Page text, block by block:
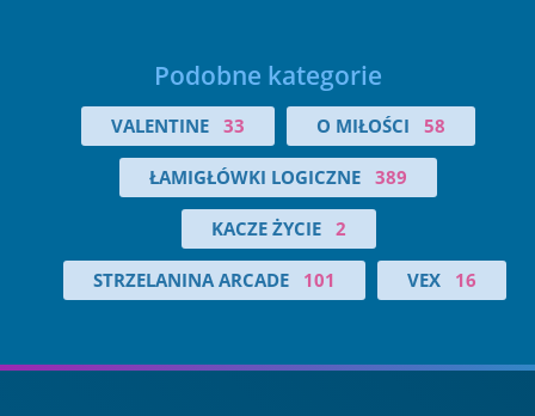
Podobne kategorie
VALENTINE 33 O MIŁOŚCI 58
ŁAMIGŁÓWKI LOGICZNE 389
KACZE ŻYCIE 2
STRZELANINA ARCADE 101 VEX 16